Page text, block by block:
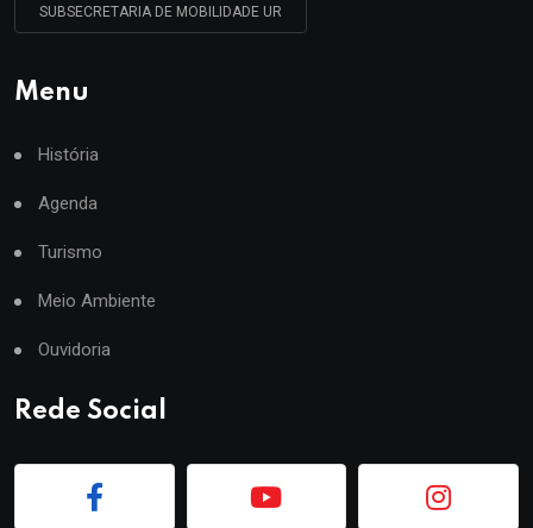
SUBSECRETARIA DE MOBILIDADE UR
Menu
História
Agenda
Turismo
Meio Ambiente
Ouvidoria
Rede Social